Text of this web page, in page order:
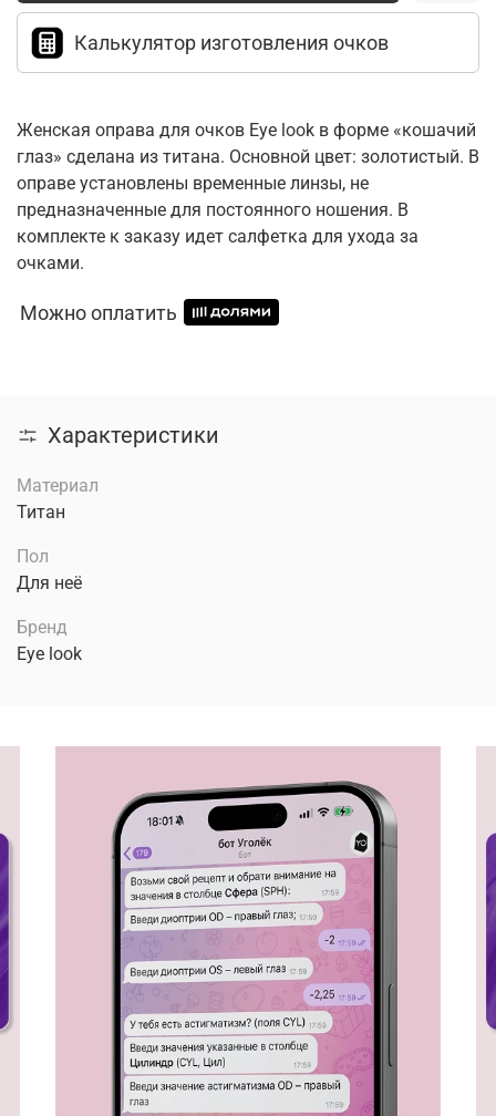
Калькулятор изготовления очков
Женская оправа для очков Eye look в форме «кошачий
глаз» сделана из титана. Основной цвет: золотистый. В
оправе установлены временные линзы, не
предназначенные для постоянного ношения. В
комплекте к заказу идет салфетка для ухода за
очками.
Можно оплатить
Характеристики
Материал
Титан
Пол
Для неё
Бренд
Eye look